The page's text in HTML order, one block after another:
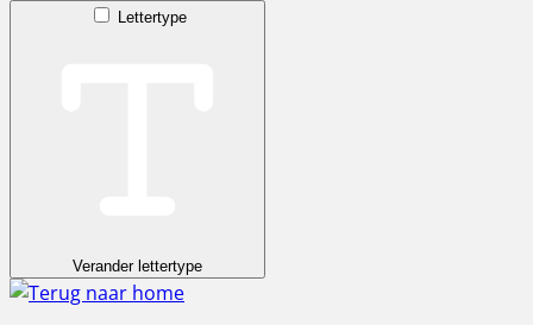
Lettertype
Verander lettertype